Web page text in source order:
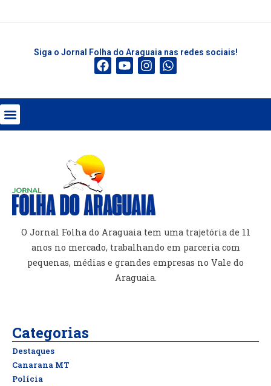
Siga o Jornal Folha do Araguaia nas redes sociais!
O Jornal Folha do Araguaia tem uma trajetória de 11
anos no mercado, trabalhando em parceria com
pequenas, médias e grandes empresas no Vale do
Araguaia.
Categorias
Destaques
Canarana MT
Polícia